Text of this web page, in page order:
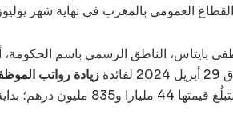
العمومي بالمغرب في نهاية شهر
بايتاس، الناطق الرسمي باسم الحكومة،
زيادة رواتب